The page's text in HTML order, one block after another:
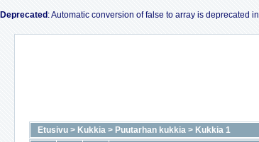
Deprecated : Automatic conversion of false to array is deprecated in
Etusivu > Kukkia > Puutarhan kukkia > Kukkia 1